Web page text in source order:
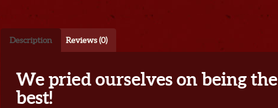
Description Reviews (0)
We pried ourselves on being the
best!